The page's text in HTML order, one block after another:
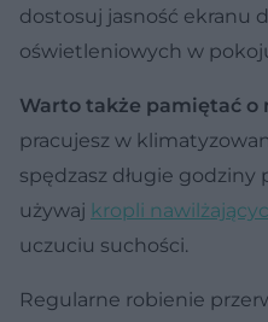
dostosuj jasność ekranu
oświetleniowych w
Warto także pamiętać o
pracujesz w
spędzasz długie
używaj kropli
uczuciu suchości.
Regularne robienie